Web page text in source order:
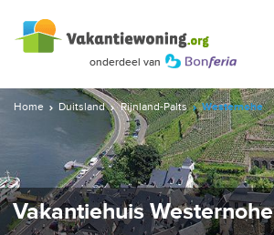
Home Duitsland Rijnland-Palts Westernohe
Vakantiehuis Westernohe